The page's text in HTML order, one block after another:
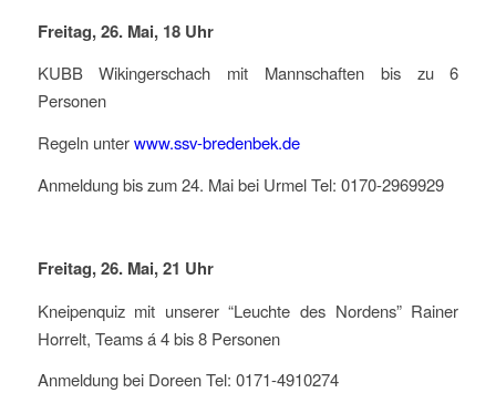
Freitag, 26. Mai, 18 Uhr
KUBB Wikingerschach mit Mannschaften bis zu 6
Personen
Regeln unterwww.ssv-bredenbek.de
Anmeldung bis zum 24. Mai bei Urmel Tel: 0170-2969929
Freitag, 26. Mai, 21 Uhr
Kneipenquiz mit unserer “Leuchte des Nordens” Rainer
Horrelt, Teams á 4 bis 8 Personen
Anmeldung bei Doreen Tel: 0171-4910274